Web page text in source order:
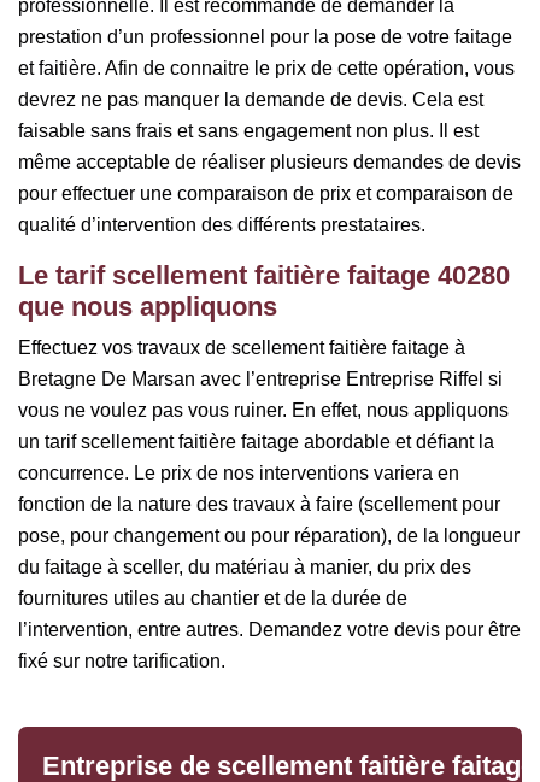
professionnelle. Il est recommandé de demander la
prestation d’un professionnel pour la pose de votre faitage
et faitière. Afin de connaitre le prix de cette opération, vous
devrez ne pas manquer la demande de devis. Cela est
faisable sans frais et sans engagement non plus. Il est
même acceptable de réaliser plusieurs demandes de devis
pour effectuer une comparaison de prix et comparaison de
qualité d’intervention des différents prestataires.
Le tarif scellement faitière faitage 40280
que nous appliquons
Effectuez vos travaux de scellement faitière faitage à
Bretagne De Marsan avec l’entreprise Entreprise Riffel si
vous ne voulez pas vous ruiner. En effet, nous appliquons
un tarif scellement faitière faitage abordable et défiant la
concurrence. Le prix de nos interventions variera en
fonction de la nature des travaux à faire (scellement pour
pose, pour changement ou pour réparation), de la longueur
du faitage à sceller, du matériau à manier, du prix des
fournitures utiles au chantier et de la durée de
l’intervention, entre autres. Demandez votre devis pour être
fixé sur notre tarification.
Entreprise de scellement faitière